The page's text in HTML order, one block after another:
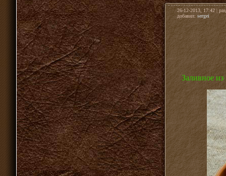
26-12-2013, 17:42 |
добавил: sergei
Заливное